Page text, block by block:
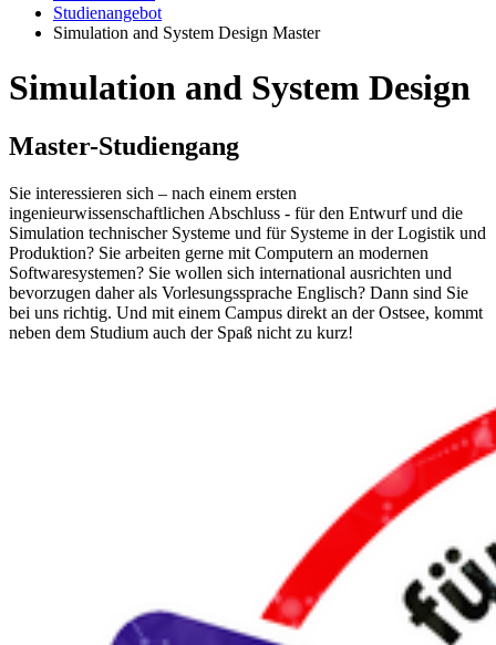
Studienangebot
Simulation and System Design Master
Si­mu­la­ti­on and Sys­tem De­sign
Mas­ter-Stu­di­en­gang
Sie interessieren sich – nach einem ersten
ingenieurwissenschaftlichen Abschluss - für den Entwurf und die
Simulation technischer Systeme und für Systeme in der Logistik und
Produktion? Sie arbeiten gerne mit Computern an modernen
Softwaresystemen? Sie wollen sich international ausrichten und
bevorzugen daher als Vorlesungssprache Englisch? Dann sind Sie
bei uns richtig. Und mit einem Campus direkt an der Ostsee, kommt
neben dem Studium auch der Spaß nicht zu kurz!